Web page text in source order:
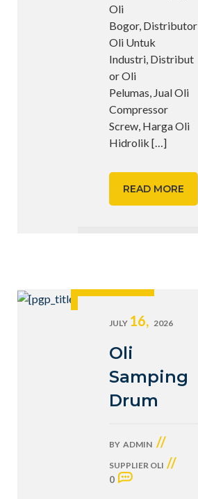
Oli
Bogor, Distributor
Oli Untuk
Industri, Distribut
or Oli
Pelumas, Jual Oli
Compressor
Screw, Harga Oli
Hidrolik […]
READ MORE
JULY 16, 2026
Oli
Samping
Drum
BY ADMIN //
SUPPLIER OLI //
0